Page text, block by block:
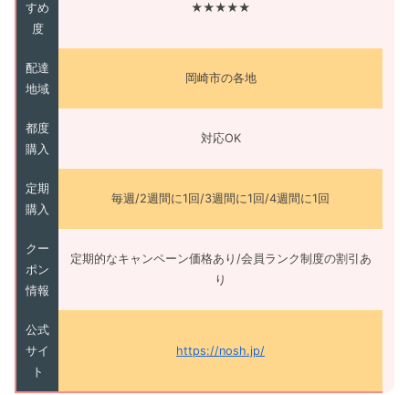
すめ
度
★★★★★
配達
地域
岡崎市の各地
都度
購入
対応OK
定期
購入
毎週/2週間に1回/3週間に1回/4週間に1回
クー
ポン
情報
定期的なキャンペーン価格あり/会員ランク制度の割引あ
り
公式
サイ
ト
https://nosh.jp/